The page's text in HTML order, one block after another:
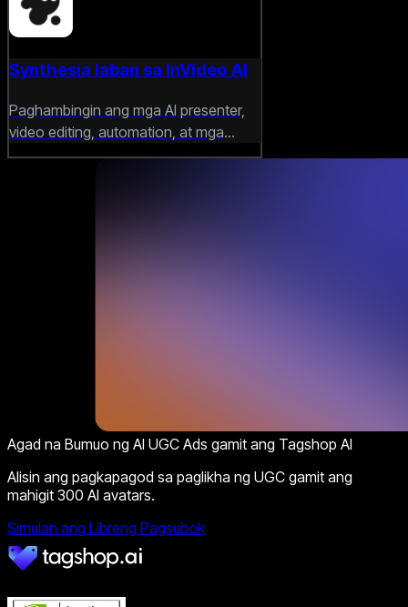
Synthesia laban sa InVideo AI
Paghambingin ang mga AI presenter,
video editing, automation, at mga
malikhaing daloy ng trabaho para sa
Agad na Bumuo ng AI UGC Ads gamit ang Tagshop AI
Alisin ang pagkapagod sa paglikha ng UGC gamit ang
mahigit 300 AI avatars.
Simulan ang Libreng Pagsubok